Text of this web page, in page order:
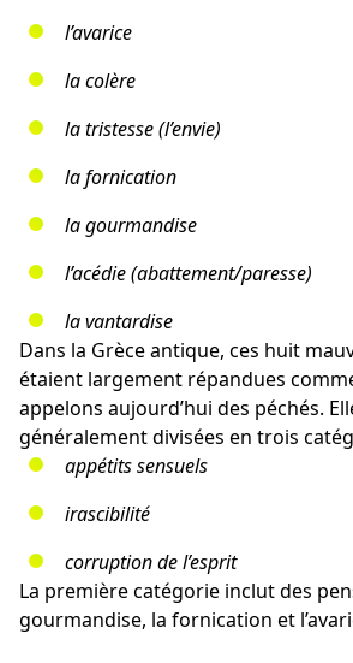
l’avarice
la colère
la tristesse (l’envie)
la fornication
la gourmandise
l’acédie (abattement/paresse)
la vantardise
Dans la Grèce antique, ces huit
étaient largement répandues
appelons aujourd’hui des péchés.
généralement divisées en trois
appétits sensuels
irascibilité
corruption de l’esprit
La première catégorie inclut des
gourmandise, la fornication et